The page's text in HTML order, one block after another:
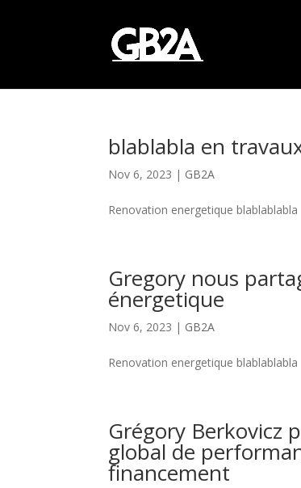
blablabla en
Nov 6, 2023 | GB2A
Renovation energetique
Gregory nous
énergetique
Nov 6, 2023 | GB2A
Renovation energetique
Grégory Berkovicz
global de
financement